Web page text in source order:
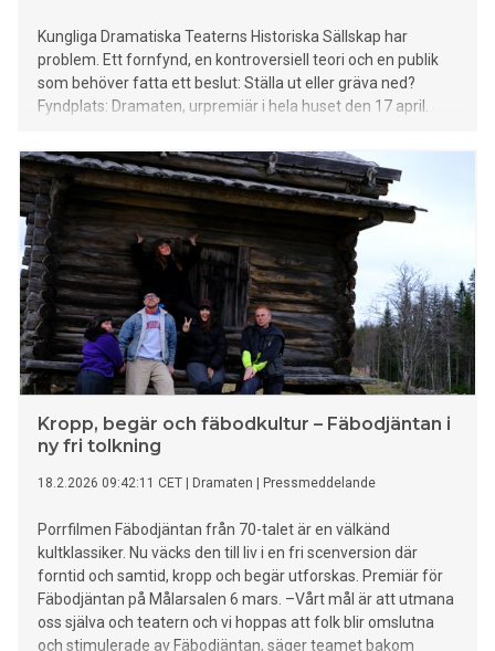
Kungliga Dramatiska Teaterns Historiska Sällskap har
problem. Ett fornfynd, en kontroversiell teori och en publik
som behöver fatta ett beslut: Ställa ut eller gräva ned?
Fyndplats: Dramaten, urpremiär i hela huset den 17 april.
Kropp, begär och fäbodkultur – Fäbodjäntan i
ny fri tolkning
18.2.2026 09:42:11 CET Dramaten Pressmeddelande
Porrfilmen Fäbodjäntan från 70-talet är en välkänd
kultklassiker. Nu väcks den till liv i en fri scenversion där
forntid och samtid, kropp och begär utforskas. Premiär för
Fäbodjäntan på Målarsalen 6 mars. –Vårt mål är att utmana
oss själva och teatern och vi hoppas att folk blir omslutna
och stimulerade av Fäbodjäntan, säger teamet bakom